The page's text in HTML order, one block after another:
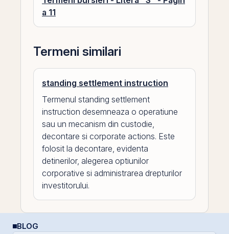
a 11
Termeni similari
standing settlement instruction
Termenul standing settlement
instruction desemneaza o operatiune
sau un mecanism din custodie,
decontare si corporate actions. Este
folosit la decontare, evidenta
detinerilor, alegerea optiunilor
corporative si administrarea drepturilor
investitorului.
BLOG